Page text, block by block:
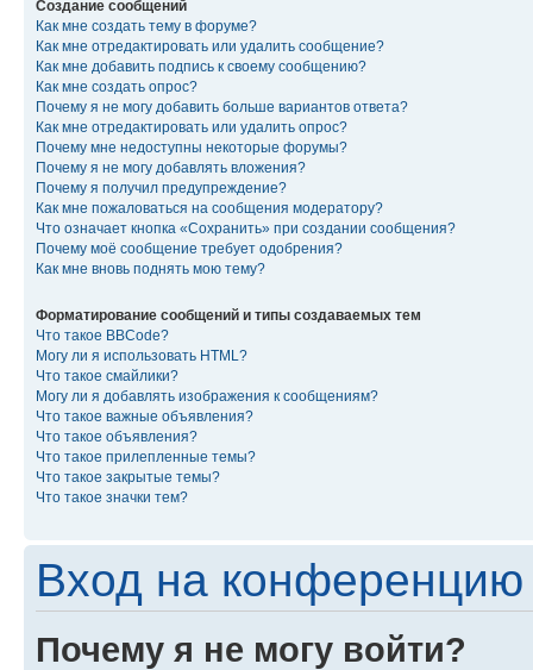
Создание сообщений
Как мне создать тему в форуме?
Как мне отредактировать или удалить сообщение?
Как мне добавить подпись к своему сообщению?
Как мне создать опрос?
Почему я не могу добавить больше вариантов ответа?
Как мне отредактировать или удалить опрос?
Почему мне недоступны некоторые форумы?
Почему я не могу добавлять вложения?
Почему я получил предупреждение?
Как мне пожаловаться на сообщения модератору?
Что означает кнопка «Сохранить» при создании сообщения?
Почему моё сообщение требует одобрения?
Как мне вновь поднять мою тему?
Форматирование сообщений и типы создаваемых тем
Что такое BBCode?
Могу ли я использовать HTML?
Что такое смайлики?
Могу ли я добавлять изображения к сообщениям?
Что такое важные объявления?
Что такое объявления?
Что такое прилепленные темы?
Что такое закрытые темы?
Что такое значки тем?
Вход на конференцию
Почему я не могу войти?